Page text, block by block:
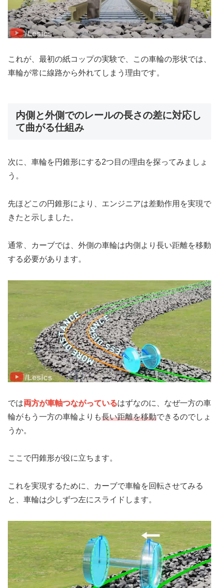
これが、最初の紙コップの実験で、この車輪の形状では、
車輪が常に線路から外れてしまう理由です。
内側と外側でのレールの長さの差に対応し
て曲がる仕組み
次に、車輪を円錐形にする2つ目の理由を探ってみましょ
う。
先ほどこの円錐形により、エンジニアは差動作用を実現で
きたと示しました。
通常、カーブでは、外側の車輪は内側より長い距離を移動
する必要があります。
では両方が車軸つながっているはずなのに、なぜ一方の車
輪がもう一方の車輪よりも長い距離を移動できるのでしょ
うか。
ここで円錐形が役に立ちます。
これを実現するために、カーブで車輪を回転させてみる
と、車輪は少しずつ左にスライドします。